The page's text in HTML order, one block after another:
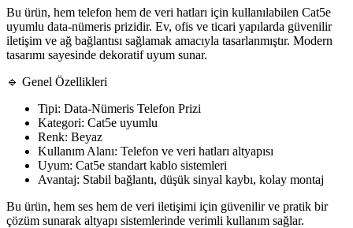
Bu ürün, hem telefon hem de veri hatları için kullanılabilen Cat5e
uyumlu data-nümeris prizidir. Ev, ofis ve ticari yapılarda güvenilir
iletişim ve ağ bağlantısı sağlamak amacıyla tasarlanmıştır. Modern
tasarımı sayesinde dekoratif uyum sunar.
🔹 Genel Özellikleri
Tipi: Data-Nümeris Telefon Prizi
Kategori: Cat5e uyumlu
Renk: Beyaz
Kullanım Alanı: Telefon ve veri hatları altyapısı
Uyum: Cat5e standart kablo sistemleri
Avantaj: Stabil bağlantı, düşük sinyal kaybı, kolay montaj
Bu ürün, hem ses hem de veri iletişimi için güvenilir ve pratik bir
çözüm sunarak altyapı sistemlerinde verimli kullanım sağlar.